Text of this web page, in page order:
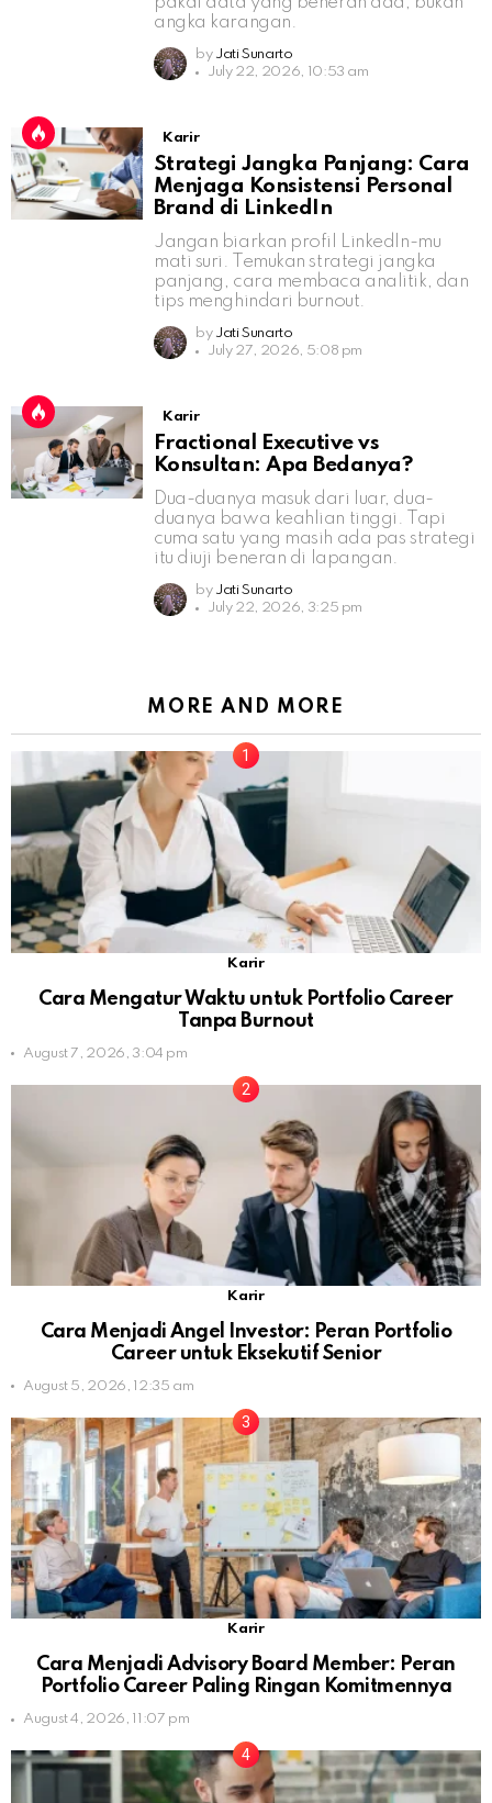
angka karangan.
by Jati Sunarto
July 22, 2026, 10:53 am
Karir
Strategi Jangka Panjang: Cara
Menjaga Konsistensi Personal
Brand di LinkedIn
Jangan biarkan profil LinkedIn-mu
mati suri. Temukan strategi jangka
panjang, cara membaca analitik, dan
tips menghindari burnout.
by Jati Sunarto
July 27, 2026, 5:08 pm
Karir
Fractional Executive vs
Konsultan: Apa Bedanya?
Dua-duanya masuk dari luar, dua-
duanya bawa keahlian tinggi. Tapi
cuma satu yang masih ada pas strategi
itu diuji beneran di lapangan.
by Jati Sunarto
July 22, 2026, 3:25 pm
MORE AND MORE
Karir
Cara Mengatur Waktu untuk Portfolio Career
Tanpa Burnout
August 7, 2026, 3:04 pm
Karir
Cara Menjadi Angel Investor: Peran Portfolio
Career untuk Eksekutif Senior
August 5, 2026, 12:35 am
Karir
Cara Menjadi Advisory Board Member: Peran
Portfolio Career Paling Ringan Komitmennya
August 4, 2026, 11:07 pm